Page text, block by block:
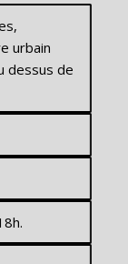
urbain
dessus de